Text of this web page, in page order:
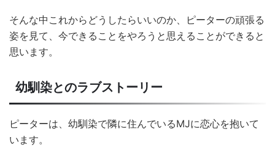
そんな中これからどうしたらいいのか、ピーターの頑張る
姿を見て、今できることをやろうと思えることができると
思います。
幼馴染とのラブストーリー
ピーターは、幼馴染で隣に住んでいるMJに恋心を抱いて
います。